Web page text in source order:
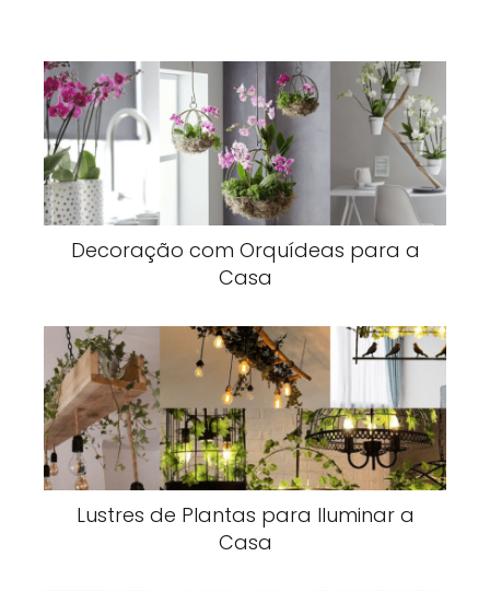
Decoração com Orquídeas para a
Casa
Lustres de Plantas para Iluminar a
Casa